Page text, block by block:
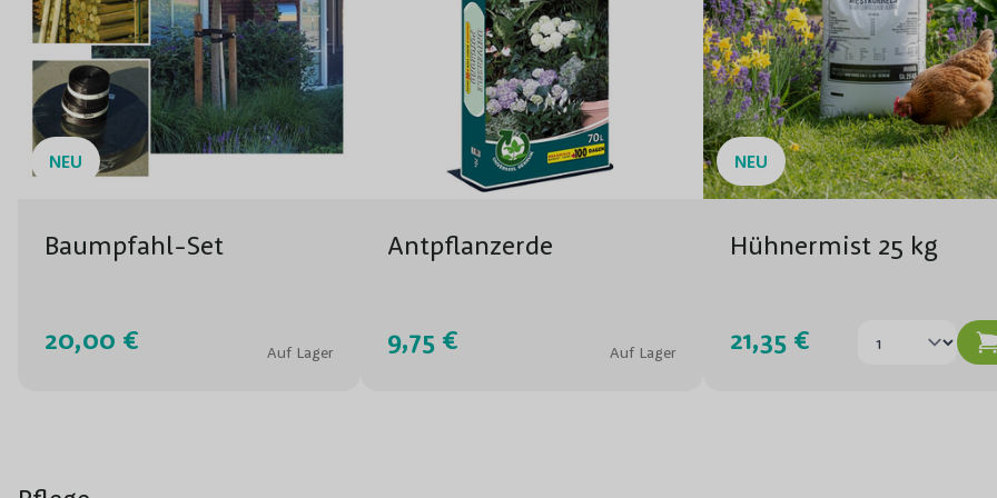
Blüteform
Windbeständigkeit
Winterhärte
Biodiversität
Topf/Wurzelbal/kahler
NEU
Baumpfahl-Set
20,00 € Auf Lager
Antpflanzerde
9,75 € Auf Lager
NEU
Hühnermist 25 kg
21,35 €